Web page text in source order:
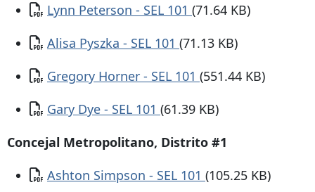
Documento
Lynn Peterson - SEL 101 (71.64 KB)
Documento
Alisa Pyszka - SEL 101 (71.13 KB)
Documento
Gregory Horner - SEL 101 (551.44 KB)
Documento
Gary Dye - SEL 101 (61.39 KB)
Concejal Metropolitano, Distrito #1
Documento
Ashton Simpson - SEL 101 (105.25 KB)